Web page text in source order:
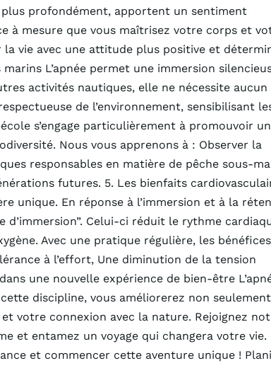
plus profondément, apportent un sentiment
à mesure que vous maîtrisez votre corps et
vie avec une attitude plus positive et
L’apnée permet une immersion
activités nautiques, elle ne nécessite aucun
de l’environnement, sensibilisant
s’engage particulièrement à promouvoir
Nous vous apprenons à : Observer la
responsables en matière de pêche sous-
futures. 5. Les bienfaits
unique. En réponse à l’immersion et à la
Celui-ci réduit le rythme
Avec une pratique régulière, les bénéfices
à l’effort, Une diminution de la tension
une nouvelle expérience de bien-être
discipline, vous améliorerez non seulement
votre connexion avec la nature. Rejoignez
et entamez un voyage qui changera votre vie.
et commencer cette aventure unique !